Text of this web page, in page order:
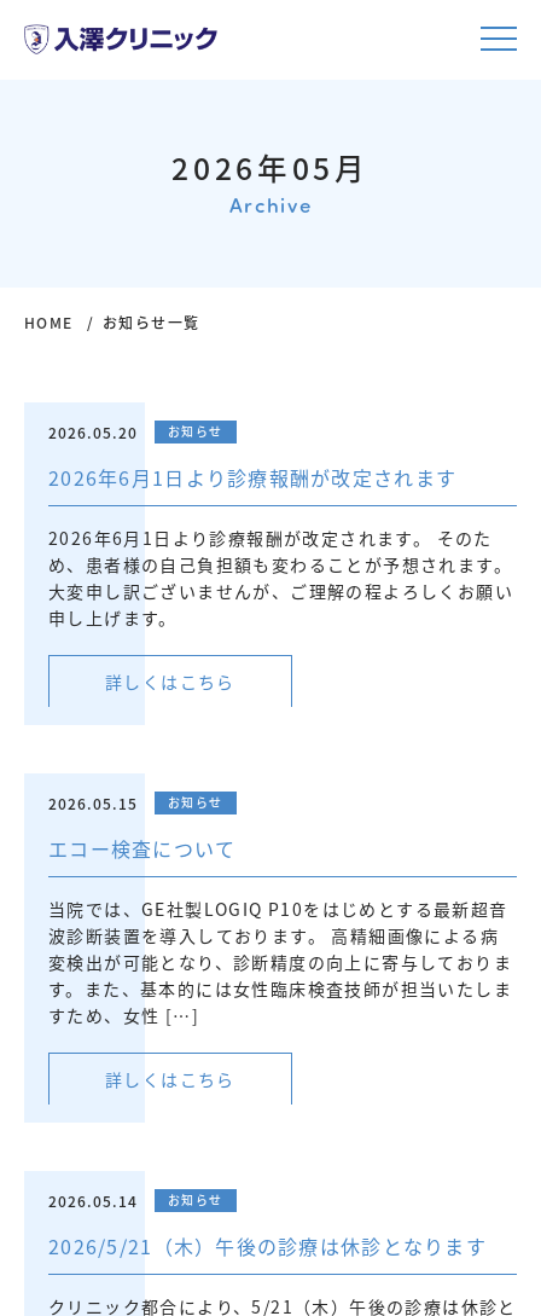
2026年05月
Archive
HOME お知らせ一覧
2026.05.20 お知らせ
2026年6月1日より診療報酬が改定されます
2026年6月1日より診療報酬が改定されます。 そのた
め、患者様の自己負担額も変わることが予想されます。
大変申し訳ございませんが、ご理解の程よろしくお願い
申し上げます。
詳しくはこちら
2026.05.15 お知らせ
エコー検査について
当院では、GE社製LOGIQ P10をはじめとする最新超音
波診断装置を導入しております。 高精細画像による病
変検出が可能となり、診断精度の向上に寄与しておりま
す。また、基本的には女性臨床検査技師が担当いたしま
すため、女性 […]
詳しくはこちら
2026.05.14 お知らせ
2026/5/21（木）午後の診療は休診となります
クリニック都合により、5/21（木）午後の診療は休診と